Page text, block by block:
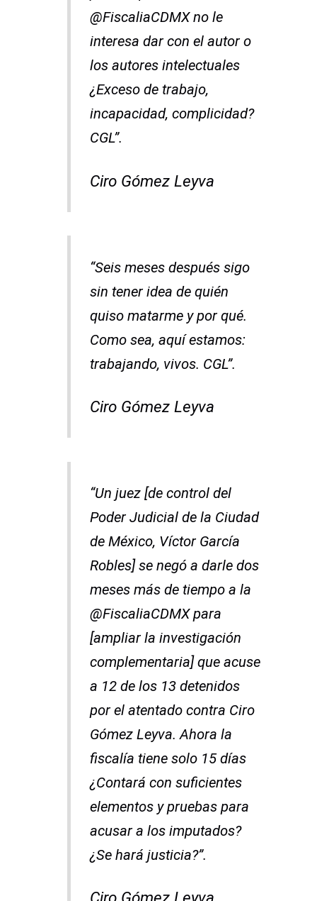
@FiscaliaCDMX no le
interesa dar con el autor o
los autores intelectuales
¿Exceso de trabajo,
incapacidad, complicidad?
CGL”.
Ciro Gómez Leyva
“Seis meses después sigo
sin tener idea de quién
quiso matarme y por qué.
Como sea, aquí estamos:
trabajando, vivos. CGL”.
Ciro Gómez Leyva
“Un juez [de control del
Poder Judicial de la Ciudad
de México, Víctor García
Robles] se negó a darle dos
meses más de tiempo a la
@FiscaliaCDMX para
[ampliar la investigación
complementaria] que acuse
a 12 de los 13 detenidos
por el atentado contra Ciro
Gómez Leyva. Ahora la
fiscalía tiene solo 15 días
¿Contará con suficientes
elementos y pruebas para
acusar a los imputados?
¿Se hará justicia?”.